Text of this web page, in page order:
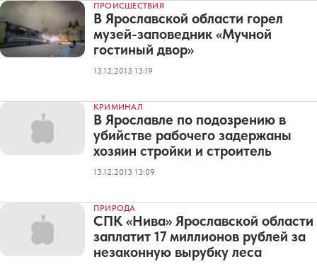
ПРОИСШЕСТВИЯ
В Ярославской области горел
музей-заповедник «Мучной
гостиный двор»
13.12.2013 13:19
КРИМИНАЛ
В Ярославле по подозрению в
убийстве рабочего задержаны
хозяин стройки и строитель
13.12.2013 13:09
ПРИРОДА
СПК «Нива» Ярославской области
заплатит 17 миллионов рублей за
незаконную вырубку леса